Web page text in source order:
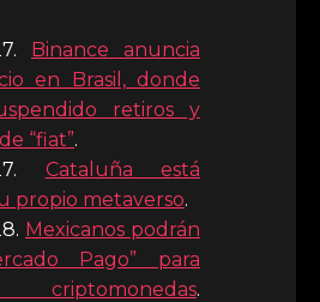
Binance anuncia
en Brasil, donde
retiros y
“fiat”.
Cataluña está
propio metaverso.
Mexicanos podrán
Pago” para
criptomonedas.